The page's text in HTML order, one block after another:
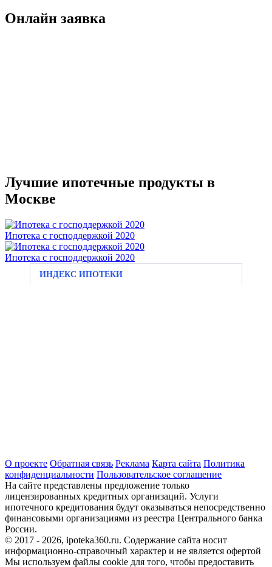
Онлайн заявка
Лучшие ипотечные продукты в
Москве
Ипотека с господдержкой 2020
Ипотека с господдержкой 2020
ИНДЕКС ИПОТЕКИ
О проекте Обратная связь Реклама Карта сайта Политика
конфиденциальности Пользовательское соглашение
На сайте представлены предложение только
лицензированных кредитных организаций. Услуги
ипотечного кредитования будут оказываться непосредственно
финансовыми организациями из реестра Центрального банка
России.
© 2017 - 2026, ipoteka360.ru. Содержание сайта носит
информационно-справочный характер и не является офертой
Мы используем файлы cookie для того, чтобы предоставить